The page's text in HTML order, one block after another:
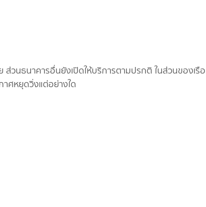
วนธนาคารอื่นยังเปิดให้บริการตามปรกติ ในส่วนของเรือ
าศหยุดวิ่งแต่อย่างใด